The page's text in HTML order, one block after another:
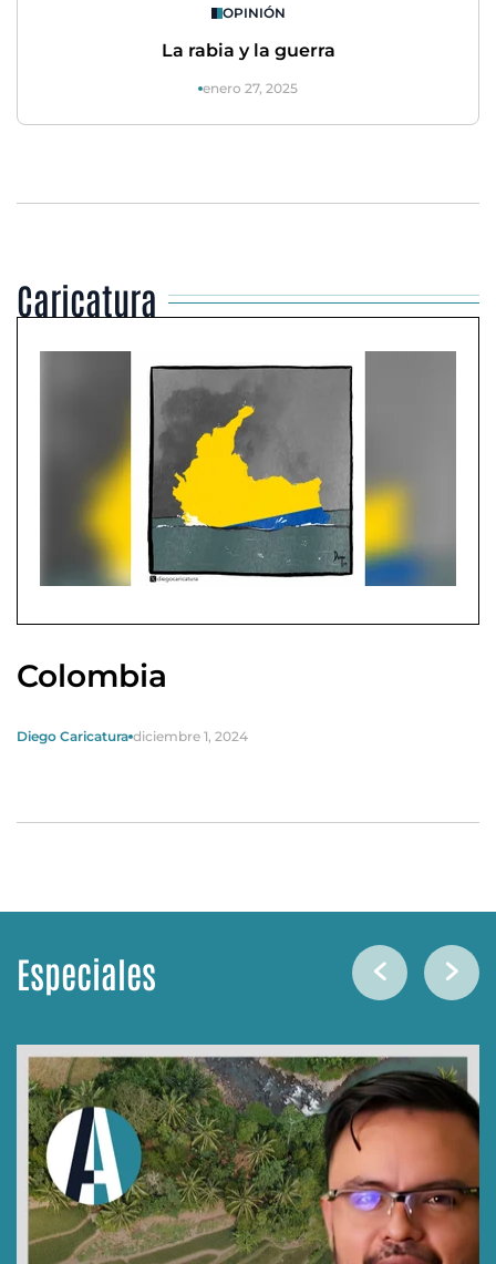
OPINIÓN
La rabia y la guerra
enero 27, 2025
Caricatura
Colombia
Diego Caricatura diciembre 1, 2024
Especiales